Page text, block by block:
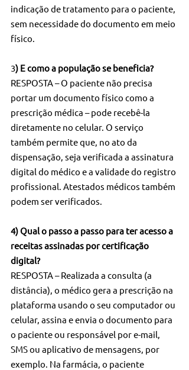
indicação de tratamento para o paciente,
sem necessidade do documento em meio
físico.
3) E como a população se beneficia?
RESPOSTA – O paciente não precisa
portar um documento físico como a
prescrição médica – pode recebê-la
diretamente no celular. O serviço
também permite que, no ato da
dispensação, seja verificada a assinatura
digital do médico e a validade do registro
profissional. Atestados médicos também
podem ser verificados.
4) Qual o passo a passo para ter acesso a
receitas assinadas por certificação
digital?
RESPOSTA – Realizada a consulta (a
distância), o médico gera a prescrição na
plataforma usando o seu computador ou
celular, assina e envia o documento para
o paciente ou responsável por e-mail,
SMS ou aplicativo de mensagens, por
exemplo. Na farmácia, o paciente